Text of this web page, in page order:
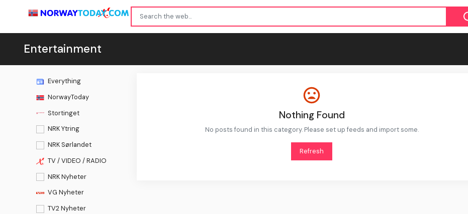
Entertainment
Everything
NorwayToday
Stortinget
NRK Ytring
NRK Sørlandet
TV / VIDEO / RADIO
NRK Nyheter
VG Nyheter
TV2 Nyheter
Nothing Found
No posts found in this category. Please set up feeds and import some.
Refresh